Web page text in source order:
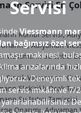
Servisi
Viessmann
bağımsız özel
makinesi,
arızalarında
Deneyimli
servis imkânı ve 7/
Servisi En
Kombi Servisi,
Adıyaman
Viessmann Su Isıtıcı
Fırın Servisi,
Sincik Viessmann
Elektrikli Ocak
Su Isıtıcı
Onarımı, Adıyaman